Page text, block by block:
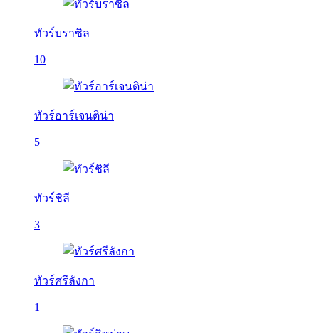
ทัวร์บราซิล
10
ทัวร์อาร์เจนติน่า
5
ทัวร์ชิลี
3
ทัวร์ศรีลังกา
1